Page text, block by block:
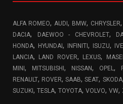
ALFA ROMEO, AUDI , BMW, CHRYSLER,
DACIA, DAEWOO - CHEVROLET,
HONDA, HYUNDAI , INFINITI , ISUZU,
LANCIA, LAND ROVER, LEXUS,
MINI , MITSUBISHI , NISSAN, OPEL,
RENAULT, ROVER,SAAB,SEAT, SKODA,
SUZUKI , TESLA, TOYOTA, VOLVO, VW,